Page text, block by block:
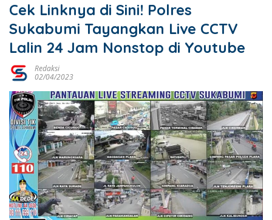
Cek Linknya di Sini! Polres
Sukabumi Tayangkan Live CCTV
Lalin 24 Jam Nonstop di Youtube
Redaksi
02/04/2023